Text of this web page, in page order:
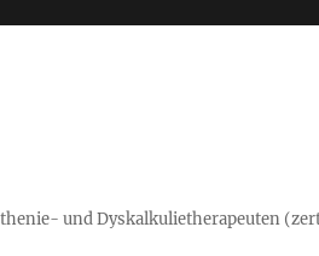
und Dyskalkulietherapeuten